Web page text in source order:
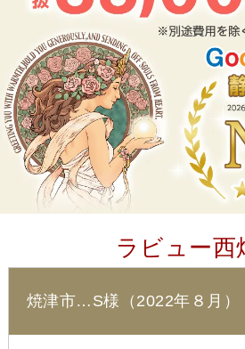
ラビュー西
焼津市…S様（2022年８月）